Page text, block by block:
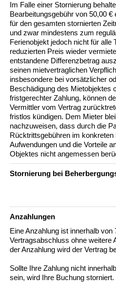
Im Falle einer Stornierung
Bearbeitungsgebühr von 50,00
für den gesamten stornierten
und zwar mindestens zum
Ferienobjekt jedoch nicht für alle
reduzierten Preis wieder
entstandene Differenzbetrag
seinen mietvertraglichen
insbesondere bei vorsätzlicher
Beschädigung des Mietobjektes
fristgerechter Zahlung, können
Vermittler vom Vertrag
fristlos kündigen. Dem Mieter
nachzuweisen, dass durch die
Rücktrittsgebühren im konkreten
Aufwendungen und die Vorteile
Objektes nicht angemessen
Stornierung bei
Anzahlungen
Eine Anzahlung ist innerhalb von
Vertragsabschluss ohne weitere
der Anzahlung wird der Vertrag
Sollte Ihre Zahlung nicht
sein, wird Ihre Buchung storniert.